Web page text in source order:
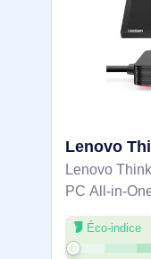
Lenovo
PC All-in-
(10.1"),
l'écran:
Famille de
Éco-indice